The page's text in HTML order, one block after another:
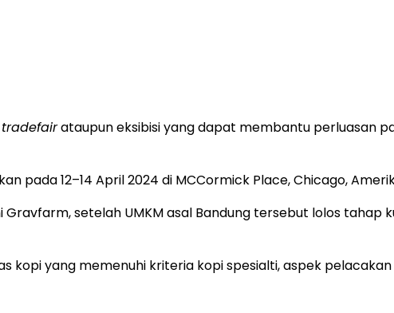
tradefairataupun eksibisi yang dapat membantu perluasan
pada 12–14 April 2024 di MCCormick Place, Chicago,
setelah UMKM asal Bandung tersebut lolos tahap
yang memenuhi kriteria kopi spesialti, aspek